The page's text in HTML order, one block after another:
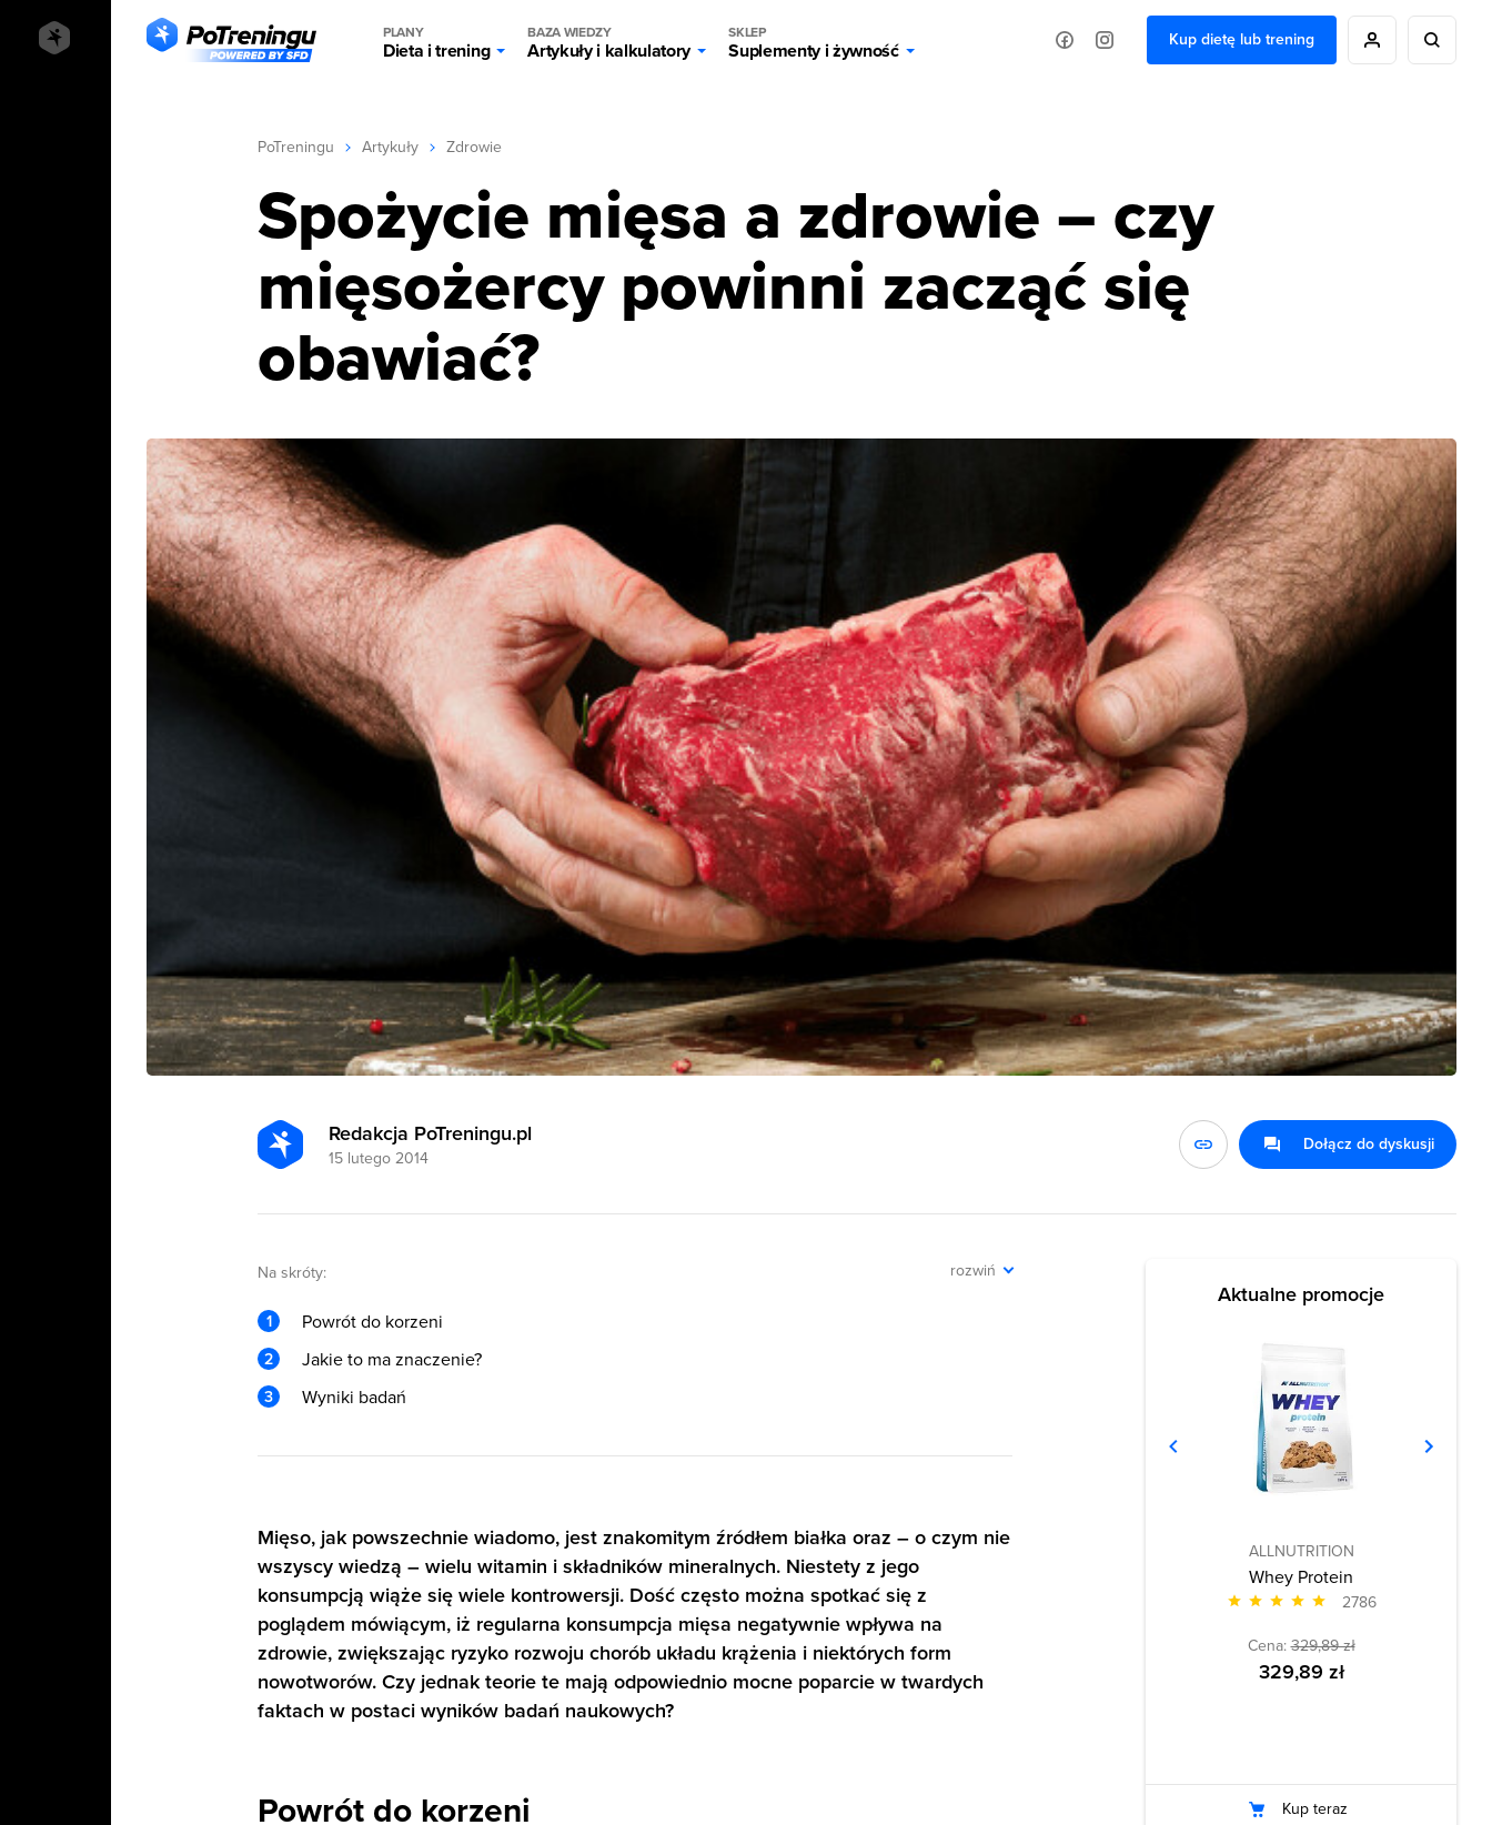
PLANY
Dieta i trening
BAZA WIEDZY
Artykuły i kalkulatory
SKLEP
Suplementy i żywność
Kup dietę lub trening
PoTreningu Artykuły Zdrowie
Spożycie mięsa a zdrowie – czy
mięsożercy powinni zacząć się
obawiać?
Redakcja PoTreningu.pl
15 lutego 2014
Dołącz do dyskusji
Na skróty: rozwiń
Powrót do korzeni
Jakie to ma znaczenie?
Wyniki badań
Mięso, jak powszechnie wiadomo, jest znakomitym źródłem białka oraz – o czym nie
wszyscy wiedzą – wielu witamin i składników mineralnych. Niestety z jego
konsumpcją wiąże się wiele kontrowersji. Dość często można spotkać się z
poglądem mówiącym, iż regularna konsumpcja mięsa negatywnie wpływa na
zdrowie, zwiększając ryzyko rozwoju chorób układu krążenia i niektórych form
nowotworów. Czy jednak teorie te mają odpowiednio mocne poparcie w twardych
faktach w postaci wyników badań naukowych?
Powrót do korzeni
Aktualne promocje
ALLNUTRITION
Whey Protein
2786
Cena:329,89 zł
329,89 zł
Kup teraz